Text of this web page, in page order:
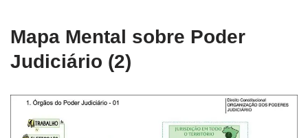
Mapa Mental sobre Poder
Judiciário (2)